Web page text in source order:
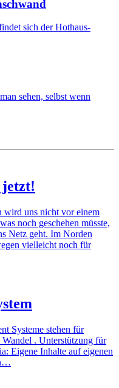
sich der Hothaus-
sehen, selbst wenn
jetzt!
uns nicht vor einem
noch geschehen müsste,
Netz geht. Im Norden
vielleicht noch für
Systeme stehen für
. Unterstützung für
Eigene Inhalte auf eigenen